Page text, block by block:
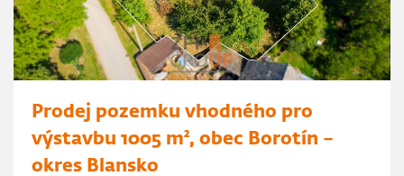
Prodej pozemku vhodného pro
výstavbu 1005 m², obec Borotín –
okres Blansko